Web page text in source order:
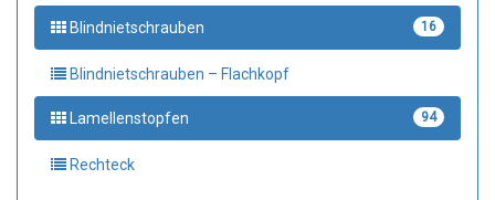
Blindnietschrauben 16
Blindnietschrauben – Flachkopf
Lamellenstopfen 94
Rechteck